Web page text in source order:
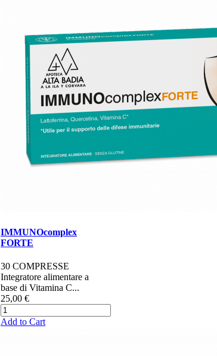
IMMUNOcomplex
FORTE
30 COMPRESSE
Integratore alimentare a
base di Vitamina C...
25,00 €
Add to Cart